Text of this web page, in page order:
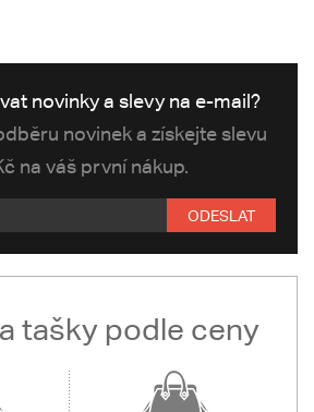
novinky a slevy na e-mail?
novinek a získejte slevu
na váš první nákup.
ODESLAT
tašky podle ceny